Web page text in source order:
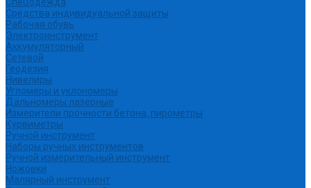
Средства индивидуальной защиты
Рабочая обувь
Электроинструмент
Аккумуляторный
Сетевой
Геодезия
Нивелиры
Угломеры и уклономеры
Дальномеры лазерные
Измерители прочности бетона, пирометры
Курвиметры
Ручной инструмент
Наборы ручных инструментов
Ручной измерительный инструмент
Ножовки
Малярный инструмент